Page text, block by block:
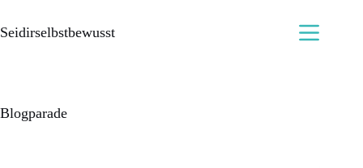
Seidirselbstbewusst
Blogparade